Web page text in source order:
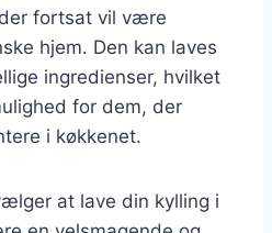
fortsat vil være
hjem. Den kan laves
ingredienser, hvilket
for dem, der
i køkkenet.
at lave din kylling i